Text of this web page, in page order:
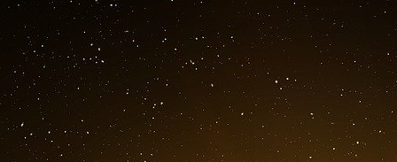
sachant plus trop différencier réussir dans la
si exister passait par le fait d’être exposé :
si
convictions, mes plats, mes vacances, alors
montre mon bonheur, alors c’est que je suis
mérité d’être heureux. Pourtant, on
populaire qui s’applique dans un autre
qui en font le moins.”